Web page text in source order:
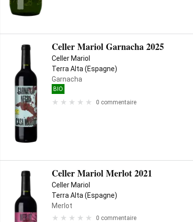
Celler Mariol Garnacha 2025
Celler Mariol
Terra Alta (Espagne)
Garnacha
BIO
0 commentaire
Celler Mariol Merlot 2021
Celler Mariol
Terra Alta (Espagne)
Merlot
0 commentaire